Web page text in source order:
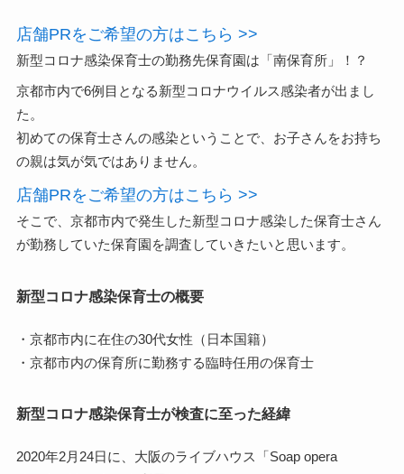
店舗PRをご希望の方はこちら >>
新型コロナ感染保育士の勤務先保育園は「南保育所」！？
京都市内で6例目となる新型コロナウイルス感染者が出まし
た。
初めての保育士さんの感染ということで、お子さんをお持ち
の親は気が気ではありません。
店舗PRをご希望の方はこちら >>
そこで、京都市内で発生した新型コロナ感染した保育士さん
が勤務していた保育園を調査していきたいと思います。
新型コロナ感染保育士の概要
・京都市内に在住の30代女性（日本国籍）
・京都市内の保育所に勤務する臨時任用の保育士
新型コロナ感染保育士が検査に至った経緯
2020年2月24日に、大阪のライブハウス「Soap opera